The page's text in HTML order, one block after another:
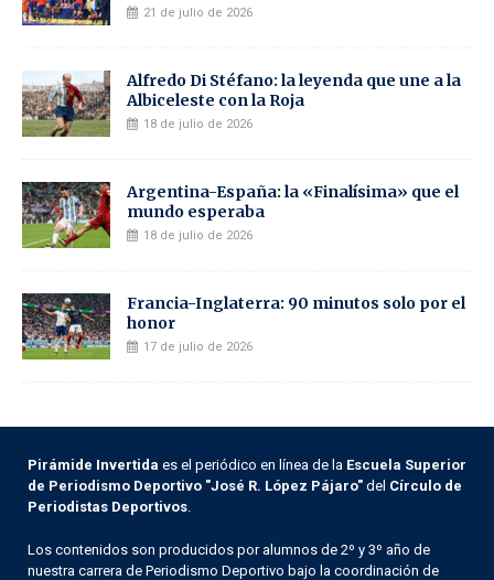
21 de julio de 2026
Alfredo Di Stéfano: la leyenda que une a la
Albiceleste con la Roja
18 de julio de 2026
Argentina-España: la «Finalísima» que el
mundo esperaba
18 de julio de 2026
Francia-Inglaterra: 90 minutos solo por el
honor
17 de julio de 2026
Pirámide Invertida es el periódico en línea de la Escuela Superior
de Periodismo Deportivo "José R. López Pájaro" del Círculo de
Periodistas Deportivos
Los contenidos son producidos por alumnos de 2º y 3º año de
nuestra carrera de Periodismo Deportivo bajo la coordinación de